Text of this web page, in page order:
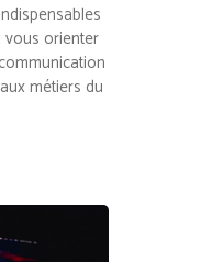
vous orienter
métiers du